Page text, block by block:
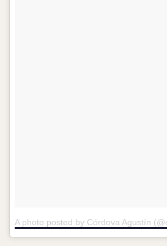
A photo posted by Córdova Agustín